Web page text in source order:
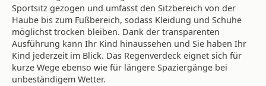
Sportsitz gezogen und umfasst den Sitzbereich von der
Haube bis zum Fußbereich, sodass Kleidung und Schuhe
möglichst trocken bleiben. Dank der transparenten
Ausführung kann Ihr Kind hinaussehen und Sie haben Ihr
Kind jederzeit im Blick. Das Regenverdeck eignet sich für
kurze Wege ebenso wie für längere Spaziergänge bei
unbeständigem Wetter.